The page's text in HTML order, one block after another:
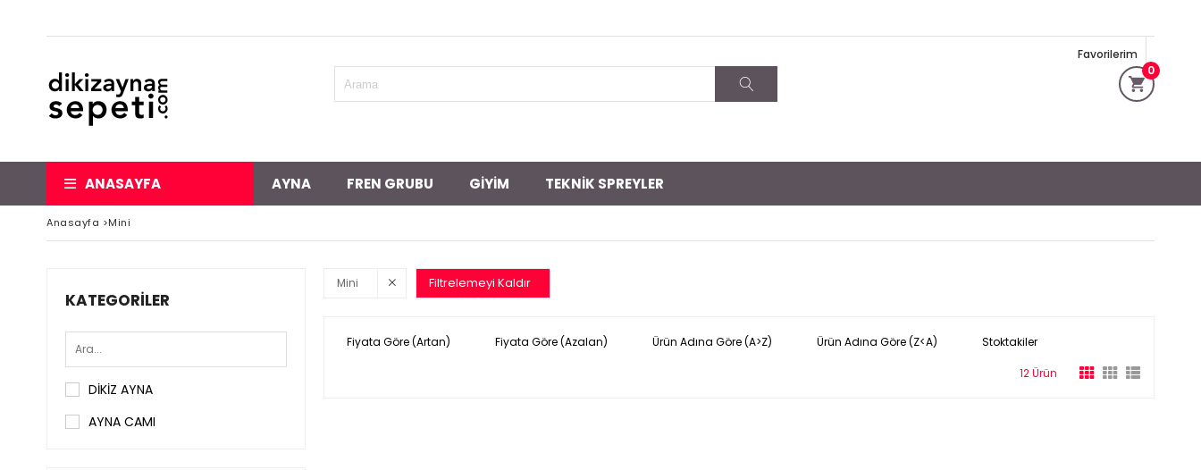
0
Favorilerim
ANASAYFA AYNA FREN GRUBU GİYİM TEKNİK SPREYLER
Anasayfa >Mini
KATEGORILER
DİKİZ AYNA
AYNA CAMI
Mini Filtrelemeyi Kaldır
Fiyata Göre (Artan) Fiyata Göre (Azalan) Ürün Adına Göre (A>Z) Ürün Adına Göre (Z<A) Stoktakiler
12 Ürün